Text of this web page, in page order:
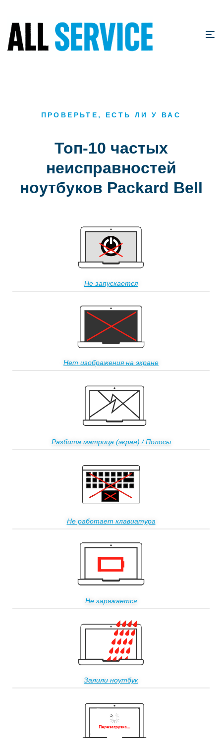
ПРОВЕРЬТЕ, ЕСТЬ ЛИ У ВАС
Топ-10 частых
неисправностей
ноутбуков Packard Bell
Не запускается
Нет изображения на экране
Разбита матрица (экран) / Полосы
Не работает клавиатура
Не заряжается
Залили ноутбук